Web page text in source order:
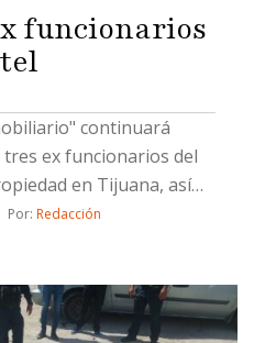
funcionarios
continuará
ex funcionarios del
en Tijuana, así
de propiedad de
están involucrados en
se registraron con
Por: Redacción